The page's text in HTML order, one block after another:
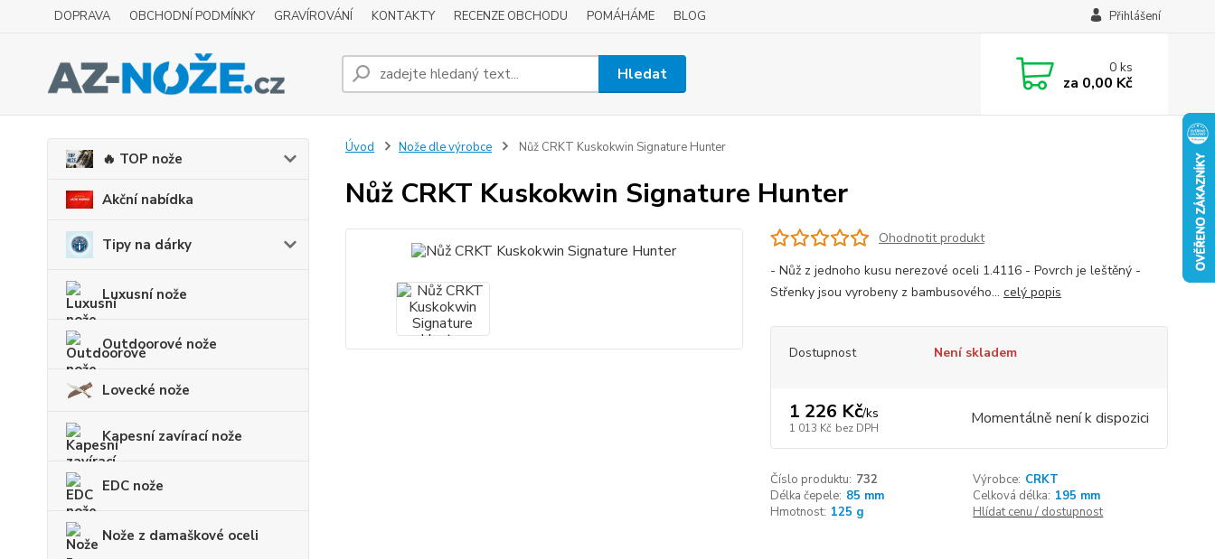
DOPRAVA OBCHODNÍ PODMÍNKY GRAVÍROVÁNÍ KONTAKTY RECENZE OBCHODU POMÁHÁME BLOG Přihlášení
Hledat 0ks
za 0,00 Kč
🔥 TOP nože
Akční nabídka
Tipy na dárky
Luxusní nože
Outdoorové nože
Lovecké nože
Kapesní zavírací nože
EDC nože
Nože z damaškové oceli
Úvod Nože dle výrobce Nůž CRKT Kuskokwin Signature Hunter
Nůž CRKT Kuskokwin Signature Hunter
Ohodnotit produkt
- Nůž z jednoho kusu nerezové oceli 1.4116 - Povrch je leštěný -
Střenky jsou vyrobeny z bambusového... celý popis
Dostupnost Není skladem
1 226 Kč/ks
1 013 Kč bez DPH Momentálně není k dispozici
Číslo produktu: 732 Výrobce: CRKT
Délka čepele: 85 mm Celková délka: 195 mm
Hmotnost: 125 g Hlídat cenu / dostupnost